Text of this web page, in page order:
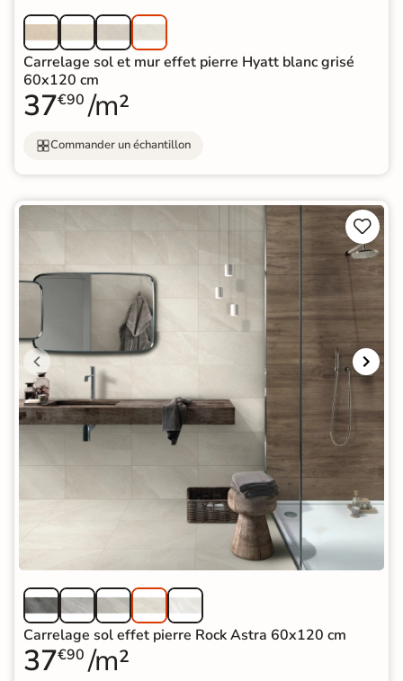
Carrelage sol et mur effet pierre Hyatt blanc grisé
60x120 cm
37€90 /m²
Commander un échantillon


Carrelage sol effet pierre Rock Astra 60x120 cm
37€90 /m²